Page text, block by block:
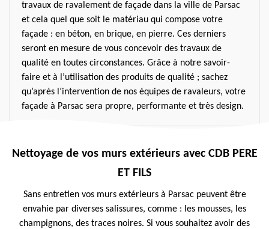
travaux de ravalement de façade dans la ville de Parsac
et cela quel que soit le matériau qui compose votre
façade : en béton, en brique, en pierre. Ces derniers
seront en mesure de vous concevoir des travaux de
qualité en toutes circonstances. Grâce à notre savoir-
faire et à l’utilisation des produits de qualité ; sachez
qu’après l’intervention de nos équipes de ravaleurs, votre
façade à Parsac sera propre, performante et très design.
Nettoyage de vos murs extérieurs avec CDB PERE
ET FILS
Sans entretien vos murs extérieurs à Parsac peuvent être
envahie par diverses salissures, comme : les mousses, les
champignons, des traces noires. Si vous souhaitez avoir des